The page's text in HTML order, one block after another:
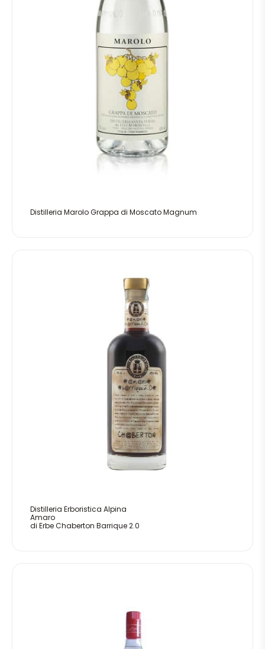
Distilleria Marolo Grappa di Moscato Magnum
Distilleria Erboristica Alpina
Amaro
di Erbe Chaberton Barrique 2.0